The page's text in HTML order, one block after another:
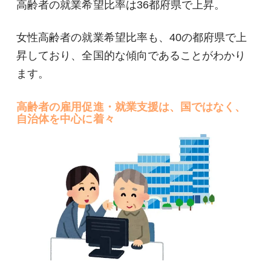
高齢者の就業希望比率は36都府県で上昇。
女性高齢者の就業希望比率も、40の都府県で上
昇しており、全国的な傾向であることがわかり
ます。
高齢者の雇用促進・就業支援は、国ではなく、
自治体を中心に着々